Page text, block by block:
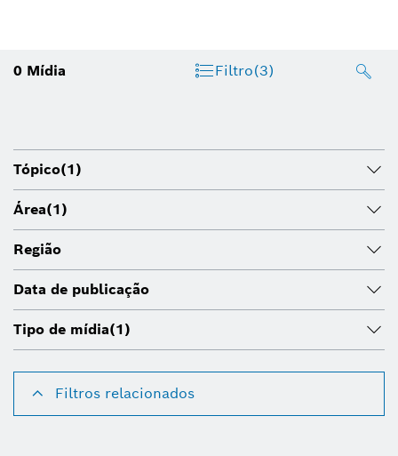
0 Mídia Filtro(3)
Tópico(1)
Área(1)
Região
Data de publicação
Tipo de mídia(1)
Filtros relacionados